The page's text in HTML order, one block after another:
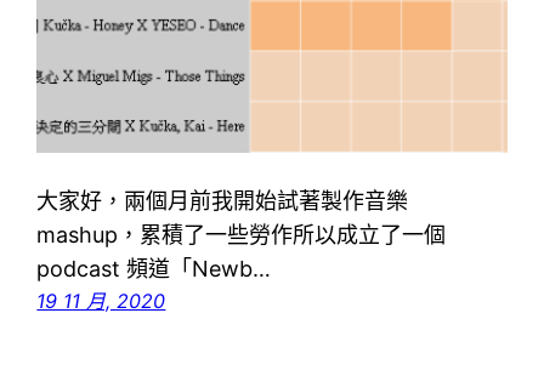
大家好，兩個月前我開始試著製作音樂
mashup，累積了一些勞作所以成立了一個
podcast 頻道「Newb…
19 11 月, 2020